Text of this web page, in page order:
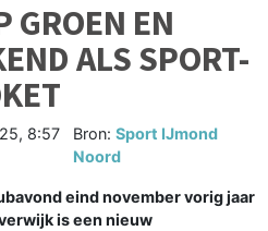
GROEN EN
ALS SPORT-
8:57
Bron: Sport IJmond
Noord
eind november vorig jaar
is een nieuw